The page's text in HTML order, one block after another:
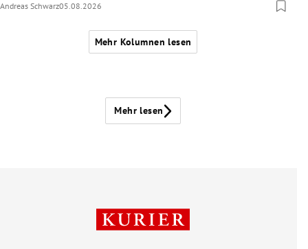
Andreas Schwarz05.08.2026
Mehr Kolumnen lesen
Mehr lesen